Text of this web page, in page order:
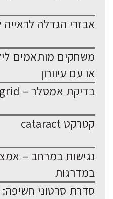
אבזרי הגדלה לראייה
משחקים מותאמים
או עם עיוורון
בדיקת אמסלר – Amsler grid
קטרקט cataract
נגישות במרחב –
במדרגות
סדרת סרטוני חשיפה: